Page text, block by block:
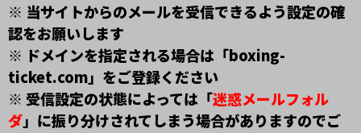
※ 当サイトからのメールを受信できるよう設定の確
認をお願いします
※ ドメインを指定される場合は「boxing-
ticket.com」をご登録ください
※ 受信設定の状態によっては「迷惑メールフォル
ダ」に振り分けされてしまう場合がありますのでご